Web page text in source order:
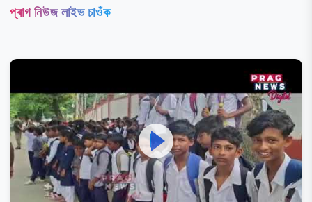
প্ৰাগ নিউজ লাইভ চাওঁক